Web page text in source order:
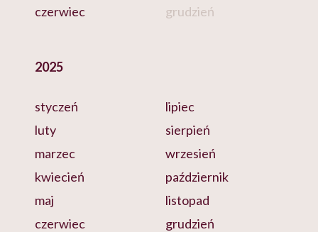
czerwiec
grudzień
2025
styczeń
luty
marzec
kwiecień
maj
czerwiec
lipiec
sierpień
wrzesień
październik
listopad
grudzień